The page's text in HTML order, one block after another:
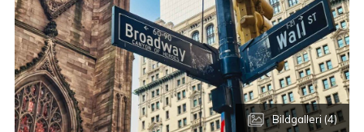
Bildgalleri (4)